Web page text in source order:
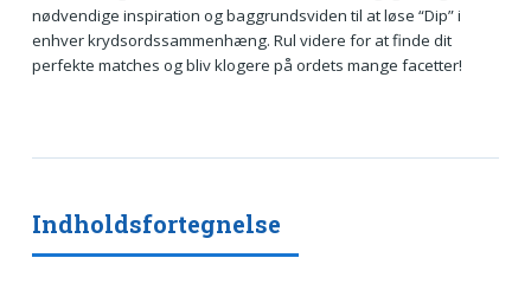
nødvendige inspiration og baggrundsviden til at løse “Dip” i
enhver krydsordssammenhæng. Rul videre for at finde dit
perfekte matches og bliv klogere på ordets mange facetter!
Indholdsfortegnelse